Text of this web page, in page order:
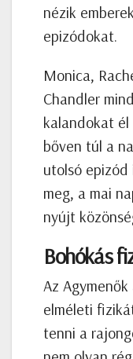
nézik
epizódokat.
Monica,
Chandler
kalandokat
bőven túl a
utolsó
meg, a mai
nyújt
Bohókás
Az
elméleti
tenni a